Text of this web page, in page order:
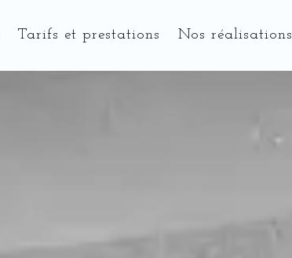
Tarifs et prestations Nos réalisations